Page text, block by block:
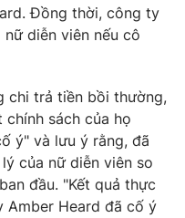
động sản
lòng Việt
mình bằng AI
Đồng thời, công ty
diễn viên nếu cô
chi trả tiền bồi thường,
sách của họ
ý" và lưu ý rằng, đã
của nữ diễn viên so
đầu. "Kết quả thực
Amber Heard đã cố ý